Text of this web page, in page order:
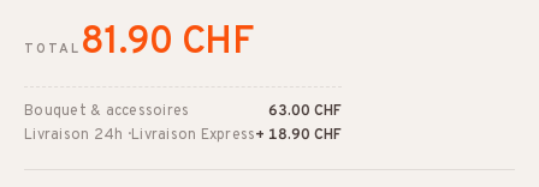
TOTAL 81.90 CHF
Bouquet & accessoires
63.00 CHF
Livraison 24h · Livraison Express+ 18.90 CHF